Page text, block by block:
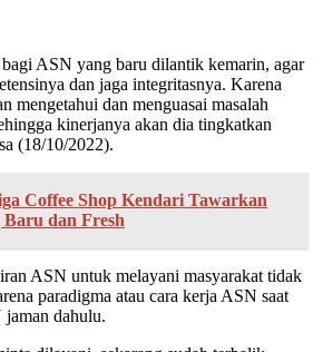
bagi ASN yang baru dilantik kemarin, agar
dan jaga integritasnya. Karena
mengetahui dan menguasai masalah
kinerjanya akan dia tingkatkan
(18/10/2022).
Coffee Shop Kendari Tawarkan
Baru dan Fresh
ASN untuk melayani masyarakat tidak
paradigma atau cara kerja ASN saat
jaman dahulu.